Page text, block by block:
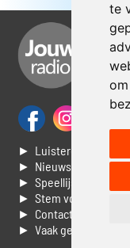
te
► Luisteren naar
► Nieuws
► Speellijst
► Stem voor de Dag
► Contacteer ons
► Vaak gestelde